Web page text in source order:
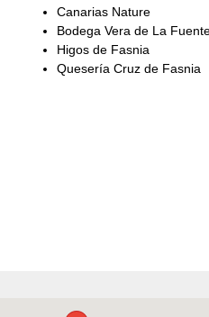
Canarias Nature
Bodega Vera de La
Higos de Fasnia
Quesería Cruz de Fasnia